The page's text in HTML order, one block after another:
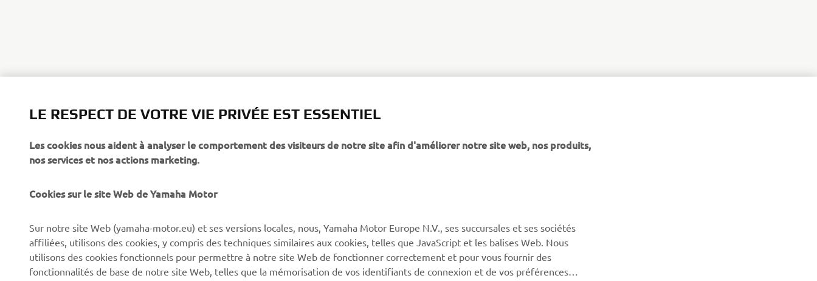
À propos de Yamaha
News
Événements
Forces de l'ordre et
secours
Professionnels
MyYamaha
Yamaha Music
Yamaha Racing (en)
Service client
CGV de la boutique en
ligne
Découvrez en exclusivité les dernières offres, les événements
spéciaux, les nouveautés et bien plus encore
LE RESPECT DE VOTRE VIE PRIVÉE EST ESSENTIEL
Les cookies nous aident à analyser le comportement des visiteurs de notre site afin d'améliorer notre site web, nos produits,
nos services et nos actions marketing.
Cookies sur le site Web de Yamaha Motor
Sur notre site Web (yamaha-motor.eu) et ses versions locales, nous, Yamaha Motor Europe N.V., ses succursales et ses sociétés
affiliées, utilisons des cookies, y compris des techniques similaires aux cookies, telles que JavaScript et les balises Web. Nous
utilisons des cookies fonctionnels pour permettre à notre site Web de fonctionner correctement et pour vous fournir des
fonctionnalités de base de notre site Web, telles que la mémorisation de vos identifiants de connexion et de vos préférences